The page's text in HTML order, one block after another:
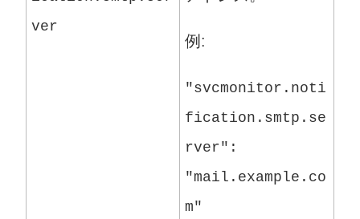
ver
例:
"svcmonitor.noti
fication.smtp.se
rver":
"mail.example.co
m"